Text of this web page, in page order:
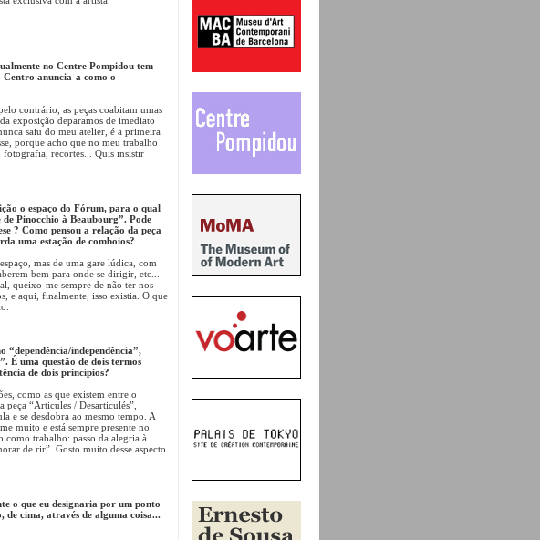
no Centre Pompidou tem
anuncia-a como o
contrário, as peças coabitam umas
exposição deparamos de imediato
saiu do meu atelier, é a primeira
porque acho que no meu trabalho
fotografia, recortes... Quis insistir
o espaço do Fórum, para o qual
Pinocchio à Beaubourg”. Pode
? Como pensou a relação da peça
uma estação de comboios?
mas de uma gare lúdica, com
bem para onde se dirigir, etc...
queixo-me sempre de não ter nos
e aqui, finalmente, isso existia. O que
“dependência/independência”,
É uma questão de dois termos
de dois princípios?
como as que existem entre o
“Articules / Desarticulés”,
e se desdobra ao mesmo tempo. A
muito e está sempre presente no
trabalho: passo da alegria à
de rir”. Gosto muito desse aspecto
o que eu designaria por um ponto
cima, através de alguma coisa...